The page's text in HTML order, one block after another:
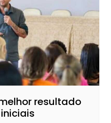
resultado